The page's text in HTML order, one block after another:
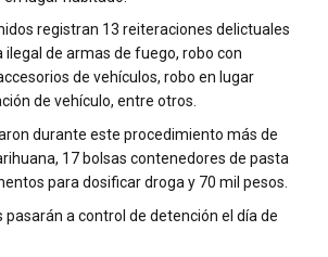
registran 13 reiteraciones delictuales
ilegal de armas de fuego, robo con
de vehículos, robo en lugar
de vehículo, entre otros.
durante este procedimiento más de
17 bolsas contenedores de pasta
para dosificar droga y 70 mil pesos.
pasarán a control de detención el día de